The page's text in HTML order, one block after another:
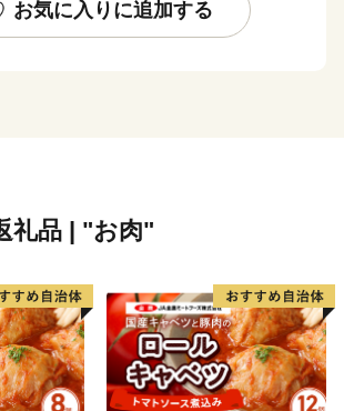
美味しく、新しくなった阿蘇市の魅力を
だきたい！
二のふるさとになれればと願っており
お気に入りに追加する
礼品 | "お肉"